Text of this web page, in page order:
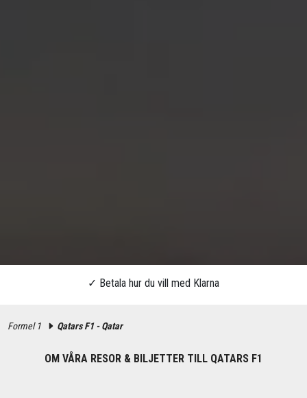
Formel 1 Qatars F1 - Qatar
OM VÅRA RESOR & BILJETTER TILL QATARS F1